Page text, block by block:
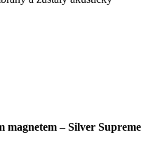
magnetem – Silver Supreme